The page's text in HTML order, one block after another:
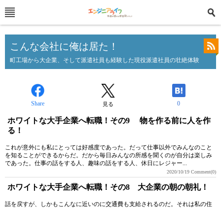
こんな会社に俺は居た！
町工場から大企業、そして派遣社員も経験した現役派遣社員の壮絶体験
Share 見る 0
ホワイトな大手企業へ転職！その9 物を作る前に人を作
る！
これが意外にも私にとっては好感度であった。だって仕事以外でみんなのこと
を知ることができるからだ。だから毎日みんなの所感を聞くのが自分は楽しみ
であった。仕事の話をする人、趣味の話をする人、休日にレジャー...
2020/10/19 Comment(0)
ホワイトな大手企業へ転職！その8 大企業の朝の朝礼！
話を戻すが、しかもこんなに近いのに交通費も支給されるのだ。それは私の住